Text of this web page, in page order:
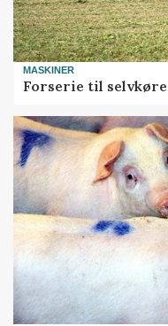
MASKINER
Forserie til